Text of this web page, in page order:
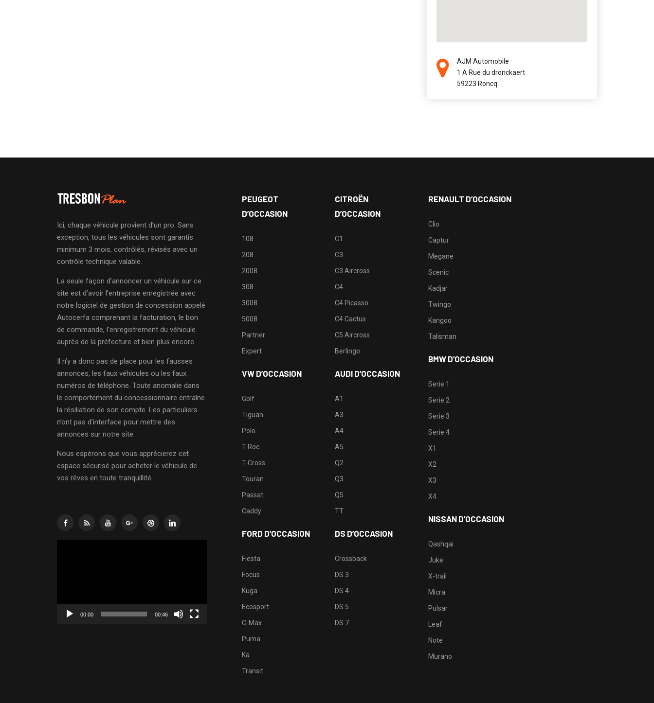
AJM Automobile
1 A Rue du dronckaert
59223 Roncq
Ici, chaque véhicule provient d’un pro. Sans
exception, tous les véhicules sont garantis
minimum 3 mois, contrôlés, révisés avec un
contrôle technique valable.
La seule façon d’annoncer un véhicule sur ce
site est d’avoir l’entreprise enregistrée avec
notre logiciel de gestion de concession appelé
Autocerfa comprenant la facturation, le bon
de commande, l’enregistrement du véhicule
auprès de la préfecture et bien plus encore.
Il n’y a donc pas de place pour les fausses
annonces, les faux véhicules ou les faux
numéros de téléphone. Toute anomalie dans
le comportement du concessionnaire entraîne
la résiliation de son compte. Les particuliers
n’ont pas d’interface pour mettre des
annonces sur notre site.
Nous espérons que vous apprécierez cet
espace sécurisé pour acheter le véhicule de
vos rêves en toute tranquillité.
00:00 00:46
PEUGEOT
D’OCCASION
108
208
2008
308
3008
5008
Partner
Expert
VW D’OCCASION
Golf
Tiguan
Polo
T-Roc
T-Cross
Touran
Passat
Caddy
FORD D’OCCASION
Fiesta
Focus
Kuga
Ecosport
C-Max
Puma
Ka
Transit
CITROËN
D’OCCASION
C1
C3
C3 Aircross
C4
C4 Picasso
C4 Cactus
C5 Aircross
Berlingo
AUDI D’OCCASION
A1
A3
A4
A5
Q2
Q3
Q5
TT
DS D’OCCASION
Crossback
DS 3
DS 4
DS 5
DS 7
RENAULT D’OCCASION
Clio
Captur
Megane
Scenic
Kadjar
Twingo
Kangoo
Talisman
BMW D’OCCASION
Serie 1
Serie 2
Serie 3
Serie 4
X1
X2
X3
X4
NISSAN D’OCCASION
Qashqai
Juke
X-trail
Micra
Pulsar
Leaf
Note
Murano